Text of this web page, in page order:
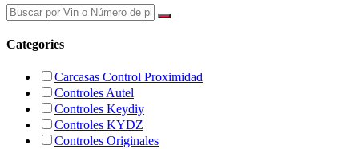
Categories
Carcasas Control Proximidad
Controles Autel
Controles Keydiy
Controles KYDZ
Controles Originales